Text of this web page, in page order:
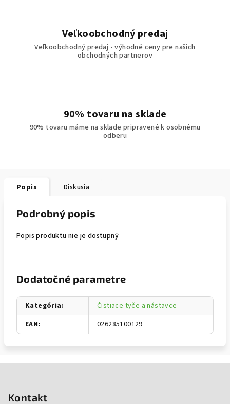
Veľkoobchodný predaj
Veľkoobchodný predaj - výhodné ceny pre našich
obchodných partnerov
90% tovaru na sklade
90% tovaru máme na sklade pripravené k osobnému
odberu
Popis Diskusia
Podrobný popis
Popis produktu nie je dostupný
Dodatočné parametre
Kategória:
Čistiace tyče a nástavce
EAN: 026285100129
Kontakt